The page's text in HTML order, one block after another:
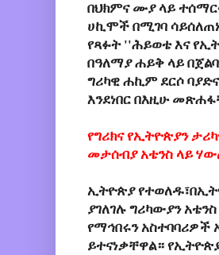
በህክምና ሙያ ላይ
ሀኪሞች በሚገባ
የጻፉት ''ሕይወቴ እና
በዓለማያ ሐይቅ ላይ
ግሪካዊ ሐኪም ደርሶ
እንደነበር በእዚሁ
የግሪክና የኢትዮጵያን
መታሰብያ አቴንስ ላይ
ኢትዮጵያ
ያገለገሉ ግሪካውያን
የማኅበሩን አስተባባሪዎች
ይተናነቃቸዋል።